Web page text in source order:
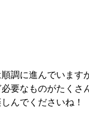
調に進んでいます
要なものがたくさ
んでくださいね！